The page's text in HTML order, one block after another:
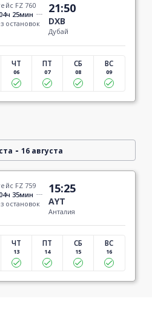
FZ 760
25мин
остановок
21:50
DXB
Дубай
ЧТ
06
ПТ
07
СБ
08
ВС
09
- 16 августа
FZ 759
35мин
остановок
15:25
AYT
Анталия
ЧТ
13
ПТ
14
СБ
15
ВС
16